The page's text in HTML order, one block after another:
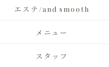
エステ/and smooth
メニュー
スタッフ